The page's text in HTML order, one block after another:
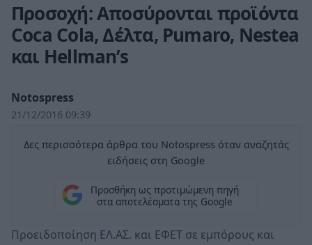
Προσοχή: Αποσύρονται προϊόντα
Coca Cola, Δέλτα, Pumaro, Nestea
και Hellman’s
Notospress
21/12/2016 09:39
Δες περισσότερα άρθρα του Notospress όταν αναζητάς
ειδήσεις στη Google
Προσθήκη ως προτιμώμενη πηγή
στα αποτελέσματα της Google
Προειδοποίηση ΕΛ.ΑΣ. και ΕΦΕΤ σε εμπόρους και